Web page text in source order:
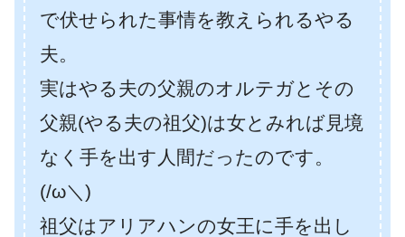
で伏せられた事情を教えられるやる
夫。
実はやる夫の父親のオルテガとその
父親(やる夫の祖父)は女とみれば見境
なく手を出す人間だったのです。
(/ω＼)
祖父はアリアハンの女王に手を出し